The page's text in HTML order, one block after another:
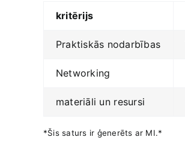
kritērijs
Praktiskās nodarbības
Networking
materiāli un ⁣resursi
*Šis saturs ir ģenerēts ar MI.*